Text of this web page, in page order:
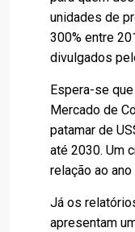
unidades de
300% entre
divulgados
Espera-se
Mercado de
patamar de
até 2030. Um
relação ao
Já os
apresentam